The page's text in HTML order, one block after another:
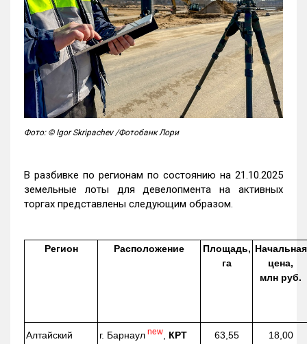
Фото: © Igor Skripachev /Фотобанк Лори
В разбивке по регионам по состоянию на 21.10.2025
земельные лоты для девелопмента на активных
торгах представлены следующим образом.
Регион Расположение
Площадь,
га
Начальная
цена,
млн руб.
Алтайский
г. Барнаул new КРТ 63,55 18,00